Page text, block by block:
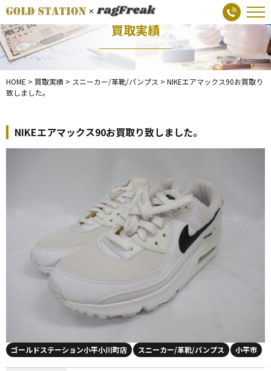
買取実績
HOME > 買取実績 > スニーカー/革靴/パンプス > NIKEエアマックス90お買取り
致しました。
NIKEエアマックス90お買取り致しました。
ゴールドステーション小平小川町店 スニーカー/革靴/パンプス 小平市